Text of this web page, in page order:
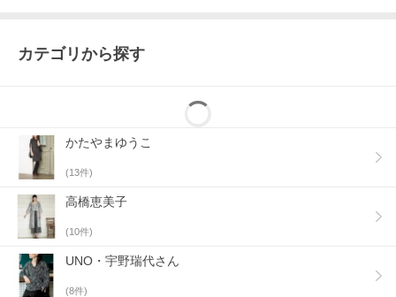
カテゴリから探す
かたやまゆうこ
(13件)
高橋恵美子
(10件)
UNO・宇野瑞代さん
(8件)